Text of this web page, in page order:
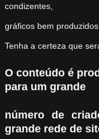
condizentes,
gráficos bem
Tenha a certeza que
O conteúdo é
para um grande
número de
grande rede de